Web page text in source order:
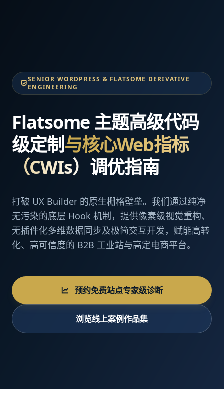
SENIOR WORDPRESS & FLATSOME DERIVATIVE
ENGINEERING
Flatsome 主题高级代码
级定制与核心Web指标
（CWIs） 调优指南
打破 UX Builder 的原生栅格壁垒。我们通过纯净
无污染的底层 Hook 机制，提供像素级视觉重构、
无插件化多维数据同步及极简交互开发，赋能高转
化、高可信度的 B2B 工业站与高定电商平台。
预约免费站点专家级诊断
浏览线上案例作品集